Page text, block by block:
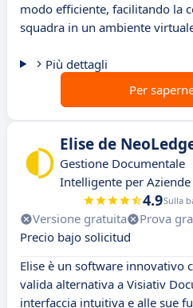
modo efficiente, facilitando la
squadra in un ambiente
Più dettagli
Per
Elise de
Gestione Documentale
Intelligente per Aziende
4.9Sulla
Versione gratuita Prova
Precio bajo solicitud
Elise è un software innovativo
valida alternativa a Visiativ
interfaccia intuitiva e alle sue